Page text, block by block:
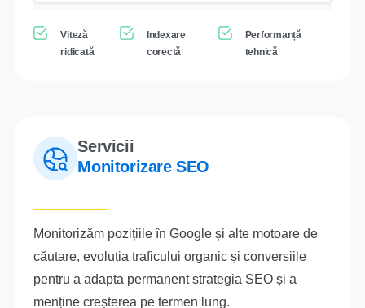
Viteză
ridicată
Indexare
corectă
Performanță
tehnică
Servicii
Monitorizare SEO
Monitorizăm pozițiile în Google și alte motoare de
căutare, evoluția traficului organic și conversiile
pentru a adapta permanent strategia SEO și a
menține creșterea pe termen lung.